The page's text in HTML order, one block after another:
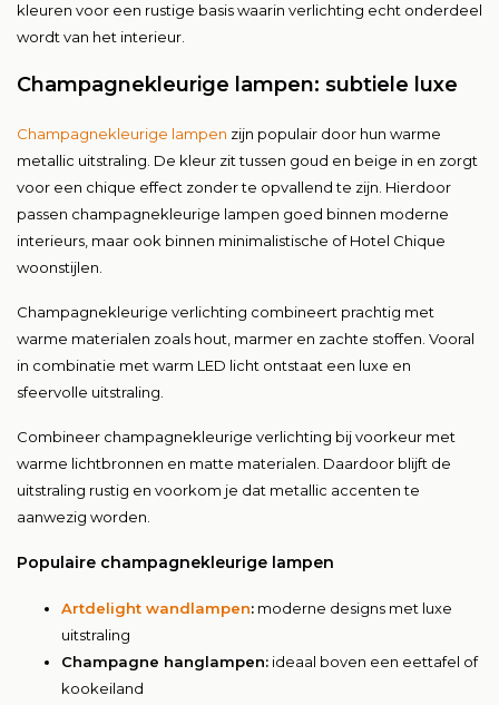
kleuren voor een rustige basis waarin verlichting echt onderdeel
wordt van het interieur.
Champagnekleurige lampen: subtiele luxe
Champagnekleurige lampen zijn populair door hun warme
metallic uitstraling. De kleur zit tussen goud en beige in en zorgt
voor een chique effect zonder te opvallend te zijn. Hierdoor
passen champagnekleurige lampen goed binnen moderne
interieurs, maar ook binnen minimalistische of Hotel Chique
woonstijlen.
Champagnekleurige verlichting combineert prachtig met
warme materialen zoals hout, marmer en zachte stoffen. Vooral
in combinatie met warm LED licht ontstaat een luxe en
sfeervolle uitstraling.
Combineer champagnekleurige verlichting bij voorkeur met
warme lichtbronnen en matte materialen. Daardoor blijft de
uitstraling rustig en voorkom je dat metallic accenten te
aanwezig worden.
Populaire champagnekleurige lampen
Artdelight wandlampen: moderne designs met luxe
uitstraling
Champagne hanglampen: ideaal boven een eettafel of
kookeiland